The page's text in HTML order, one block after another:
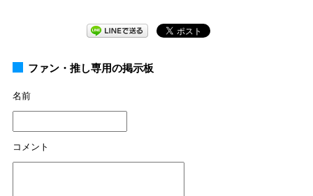
ファン・推し専用の掲示板
名前
コメント